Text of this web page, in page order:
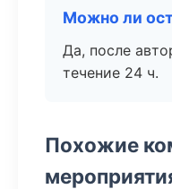
Можно ли
Да, после
течение 24 ч.
Похожие